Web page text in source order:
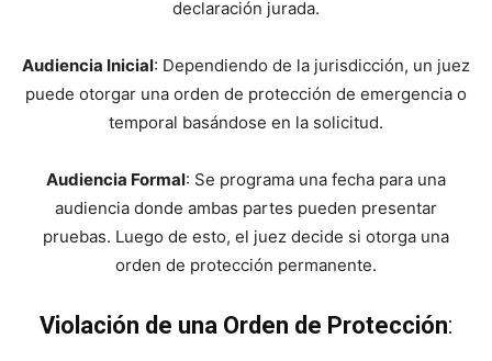
declaración jurada.
Audiencia Inicial: Dependiendo de la jurisdicción, un juez
puede otorgar una orden de protección de emergencia o
temporal basándose en la solicitud.
Audiencia Formal: Se programa una fecha para una
audiencia donde ambas partes pueden presentar
pruebas. Luego de esto, el juez decide si otorga una
orden de protección permanente.
Violación de una Orden de Protección: